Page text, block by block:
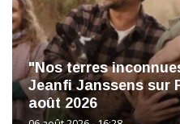
"Nos terres
Jeanfi Janssens sur
août 2026